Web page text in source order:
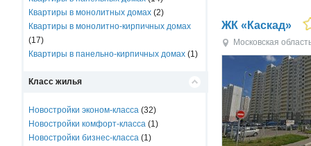
Квартиры в монолитных домах (2)
Квартиры в монолитно-кирпичных домах
(17)
Квартиры в панельно-кирпичных домах (1)
Класс жилья
Новостройки эконом-класса (32)
Новостройки комфорт-класса (1)
Новостройки бизнес-класса (1)
ЖК «Каскад»
Московская